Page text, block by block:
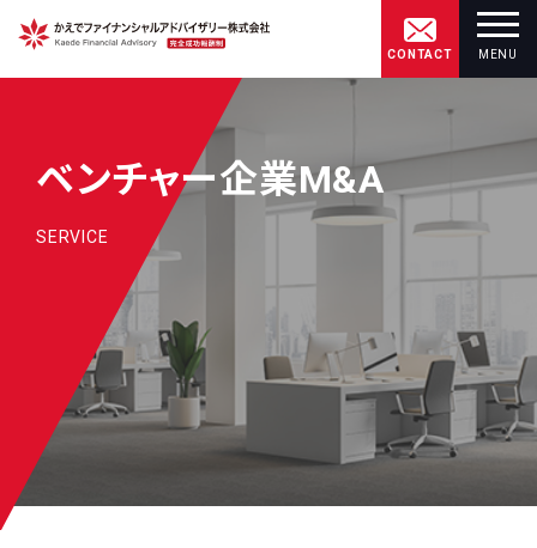
CONTACT MENU
ベンチャー企業M&A
SERVICE